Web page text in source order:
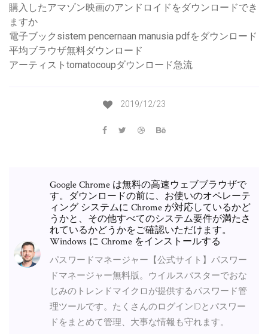
購入したアマゾン映画のアンドロイドをダウンロードでき
ますか
電子ブックsistem pencernaan manusia pdfをダウンロード
平均ブラウザ無料ダウンロード
アーティストtomatocoupダウンロード急流
2019/12/23
Google Chrome は無料の高速ウェブブラウザで
す。ダウンロードの前に、お使いのオペレーテ
ィング システムに Chrome が対応しているかど
うかと、その他すべてのシステム要件が満たさ
れているかどうかをご確認いただけます。
Windows に Chrome をインストールする
パスワードマネージャー【公式サイト】パスワー
ドマネージャー無料版。ウイルスバスターでおな
じみのトレンドマイクロが提供するパスワード管
理ツールです。たくさんのログインIDとパスワー
ドをまとめて管理、大事な情報も守れます。